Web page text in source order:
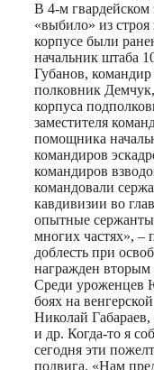
В 4-м гвардейском
«выбило» из
корпусе были
начальник штаба
Губанов,
полковник
корпуса
заместителя
помощника
командиров
командиров
командовали
кавдивизии во
опытные
многих частях», –
доблесть при
награжден вторым
Среди уроженцев
боях на
Николай
и др. Когда-то я
сегодня эти
подвига. «Нам